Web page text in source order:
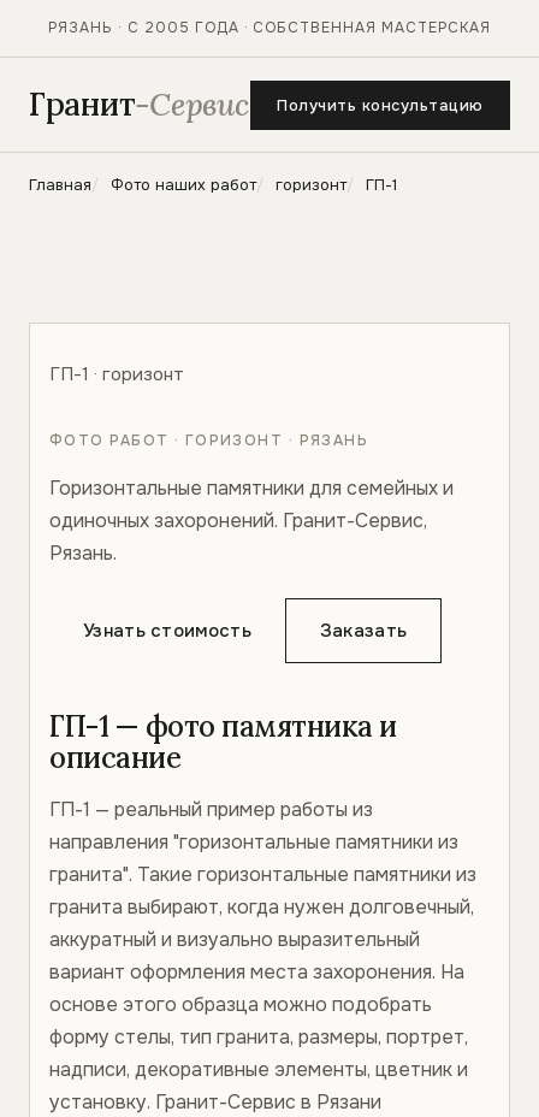
РЯЗАНЬ · С 2005 ГОДА · СОБСТВЕННАЯ МАСТЕРСКАЯ
Гранит-Сервис Получить консультацию
Главная Фото наших работ горизонт ГП-1
ГП-1 · горизонт
ФОТО РАБОТ · ГОРИЗОНТ · РЯЗАНЬ
Горизонтальные памятники для семейных и
одиночных захоронений. Гранит-Сервис,
Рязань.
Узнать стоимость Заказать
ГП-1 — фото памятника и
описание
ГП-1 — реальный пример работы из
направления "горизонтальные памятники из
гранита". Такие горизонтальные памятники из
гранита выбирают, когда нужен долговечный,
аккуратный и визуально выразительный
вариант оформления места захоронения. На
основе этого образца можно подобрать
форму стелы, тип гранита, размеры, портрет,
надписи, декоративные элементы, цветник и
установку. Гранит-Сервис в Рязани